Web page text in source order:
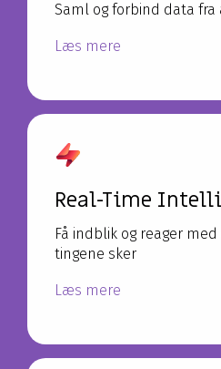
Saml og forbind data
Læs mere
Real-Time
Få indblik og reager
tingene sker
Læs mere